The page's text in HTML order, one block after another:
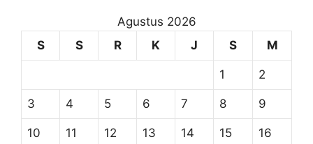
Agustus 2026
S
S R K J S M
1 2
3 4 5 6 7 8 9
10 11 12 13 14 15 16